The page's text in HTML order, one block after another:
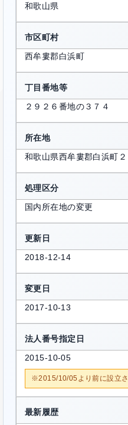
和歌山県
市区町村
西牟婁郡白浜町
丁目番地等
２９２６番地の３７４
所在地
和歌山県西牟婁郡白浜町
処理区分
国内所在地の変更
更新日
2018-12-14
変更日
2017-10-13
法人番号指定日
2015-10-05
※2015/10/05より前に設立
最新履歴